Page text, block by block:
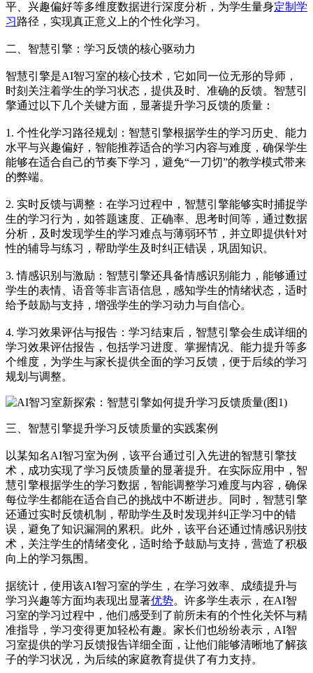
平、兴趣偏好等多维度数据进行深度分析，为学生量身定制学
习路径，实现真正意义上的个性化学习。
二、智慧引擎：学习反馈的核心驱动力
智慧引擎是AI智习室的核心技术，它如同一位无形的导师，
时刻关注着学生的学习状态，提供及时、准确的反馈。智慧引
擎通过以下几个关键方面，显著提升学习反馈的质量：
1. 个性化学习路径规划：智慧引擎根据学生的学习历史、能力
水平与兴趣偏好，智能推荐适合的学习内容与难度，确保学生
能够在适合自己的节奏下学习，避免“一刀切”的教学模式带来
的弊端。
2. 实时反馈与调整：在学习过程中，智慧引擎能够实时捕捉学
生的学习行为，如答题速度、正确率、思考时间等，通过数据
分析，及时发现学生的学习难点与薄弱环节，并立即提供针对
性的辅导与练习，帮助学生及时纠正错误，巩固知识。
3. 情感识别与激励：智慧引擎还具备情感识别能力，能够通过
学生的表情、语音等非言语信息，感知学生的情绪状态，适时
给予鼓励与支持，增强学生的学习动力与自信心。
4. 学习效果评估与报告：学习结束后，智慧引擎会生成详细的
学习效果评估报告，包括学习进度、掌握情况、能力提升等多
个维度，为学生与家长提供全面的学习反馈，便于后续的学习
规划与调整。
三、智慧引擎提升学习反馈质量的实践案例
以某知名AI智习室为例，该平台通过引入先进的智慧引擎技
术，成功实现了学习反馈质量的显著提升。在实际应用中，智
慧引擎根据学生的学习数据，智能调整学习难度与内容，确保
每位学生都能在适合自己的挑战中不断进步。同时，智慧引擎
还通过实时反馈机制，帮助学生及时发现并纠正学习中的错
误，避免了知识漏洞的累积。此外，该平台还通过情感识别技
术，关注学生的情绪变化，适时给予鼓励与支持，营造了积极
向上的学习氛围。
据统计，使用该AI智习室的学生，在学习效率、成绩提升与
学习兴趣等方面均表现出显著优势。许多学生表示，在AI智
习室的学习过程中，他们感受到了前所未有的个性化关怀与精
准指导，学习变得更加轻松有趣。家长们也纷纷表示，AI智
习室提供的学习反馈报告详细全面，让他们能够清晰地了解孩
子的学习状况，为后续的家庭教育提供了有力支持。